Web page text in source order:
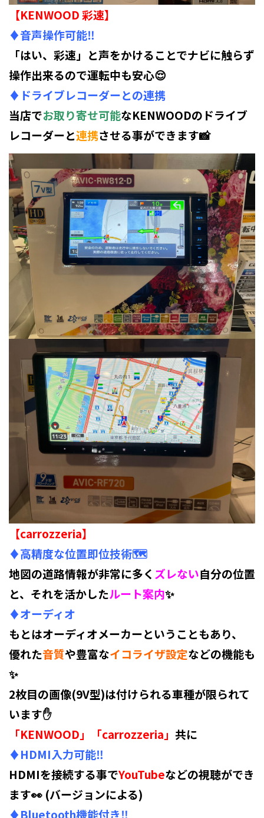
【KENWOOD 彩速】
♦音声操作可能‼️
「はい、彩速」と声をかけることでナビに触らず
操作出来るので運転中も安心😌
♦ドライブレコーダーとの連携
当店でお取り寄せ可能なKENWOODのドライブ
レコーダーと連携させる事ができます📸
【carrozzeria】
♦高精度な位置即位技術🗺
地図の道路情報が非常に多く ズレない自分の位置
と、それを活かしたルート案内✨
♦オーディオ
もとはオーディオメーカーということもあり、
優れた音質や豊富なイコライザ設定などの機能も
✨
2枚目の画像(9V型)は付けられる車種が限られて
います✋
「KENWOOD」「carrozzeria」 共に
♦HDMI入力可能‼️
HDMIを接続する事でYouTubeなどの視聴ができ
ます👀 (バージョンによる)
♦Bluetooth機能付き‼️